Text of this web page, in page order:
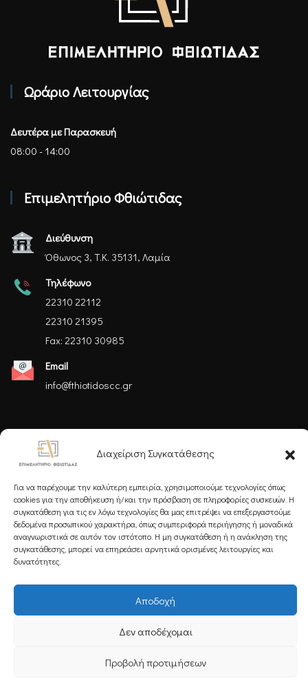
Διαχείριση Συγκατάθεσης
Για να παρέχουμε την καλύτερη εμπειρία, χρησιμοποιούμε τεχνολογίες όπως
cookies για την αποθήκευση ή/και την πρόσβαση σε πληροφορίες συσκευών. Η
συγκατάθεση για τις εν λόγω τεχνολογίες θα μας επιτρέψει να επεξεργαστούμε
δεδομένα προσωπικού χαρακτήρα, όπως συμπεριφορά περιήγησης ή μοναδικά
αναγνωριστικά σε αυτόν τον ιστότοπο. Η μη συγκατάθεση ή η ανάκληση της
συγκατάθεσης, μπορεί να επηρεάσει αρνητικά ορισμένες λειτουργίες και
δυνατότητες.
Αποδοχή
Δεν αποδέχομαι
Προβολή προτιμήσεων
Ωράριο Λειτουργίας
Δευτέρα με Παρασκευή
08:00 - 14:00
Επιμελητήριο Φθιώτιδας
Διεύθυνση
Όθωνος 3, Τ.Κ. 35131, Λαμία
Τηλέφωνο
22310 22112
22310 21395
Fax: 22310 30985
Email
info@fthiotidoscc.gr
Ακολουθήστε μας
Εγγραφείτε στο Newsletter μας
Copyright 2025 Powered byKnowledge A.E.